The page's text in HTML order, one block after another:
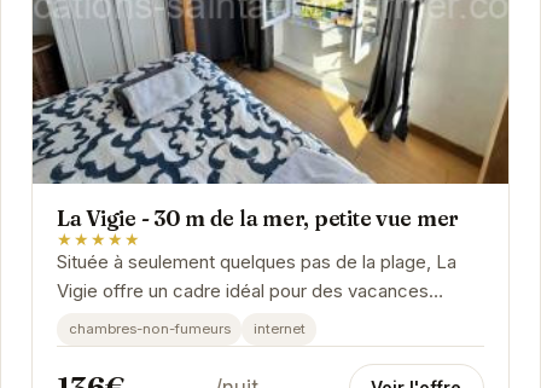
La Vigie - 30 m de la mer, petite vue mer
★★★★★
Située à seulement quelques pas de la plage, La
Vigie offre un cadre idéal pour des vacances
relaxantes. L'appartement est équipé pour votre...
chambres-non-fumeurs internet